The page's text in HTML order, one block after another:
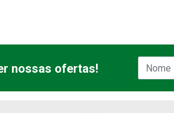
nossas ofertas!